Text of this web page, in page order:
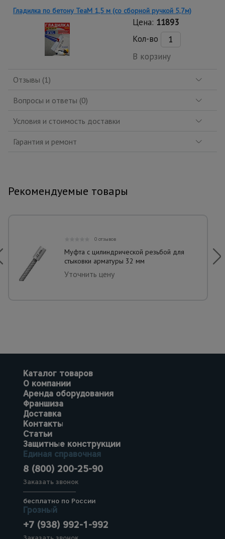
Гладилка по бетону TeaM 1,5 м (со сборной ручкой 5,7м)
Цена: 11893
Кол-во
В корзину
Отзывы (1)
Вопросы и ответы (0)
Условия и стоимость доставки
Гарантия и ремонт
Рекомендуемые товары
0 отзывов
Муфта с цилиндрической резьбой для
стыковки арматуры 32 мм
Уточнить цену
Каталог товаров
О компании
Аренда оборудования
Франшиза
Доставка
Контакты
Статьи
Защитные конструкции
Единая справочная
8 (800) 200-25-90
Заказать звонок
бесплатно по России
Грозный
+7 (938) 992-1-992